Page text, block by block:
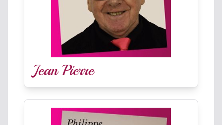
Jean Pierre